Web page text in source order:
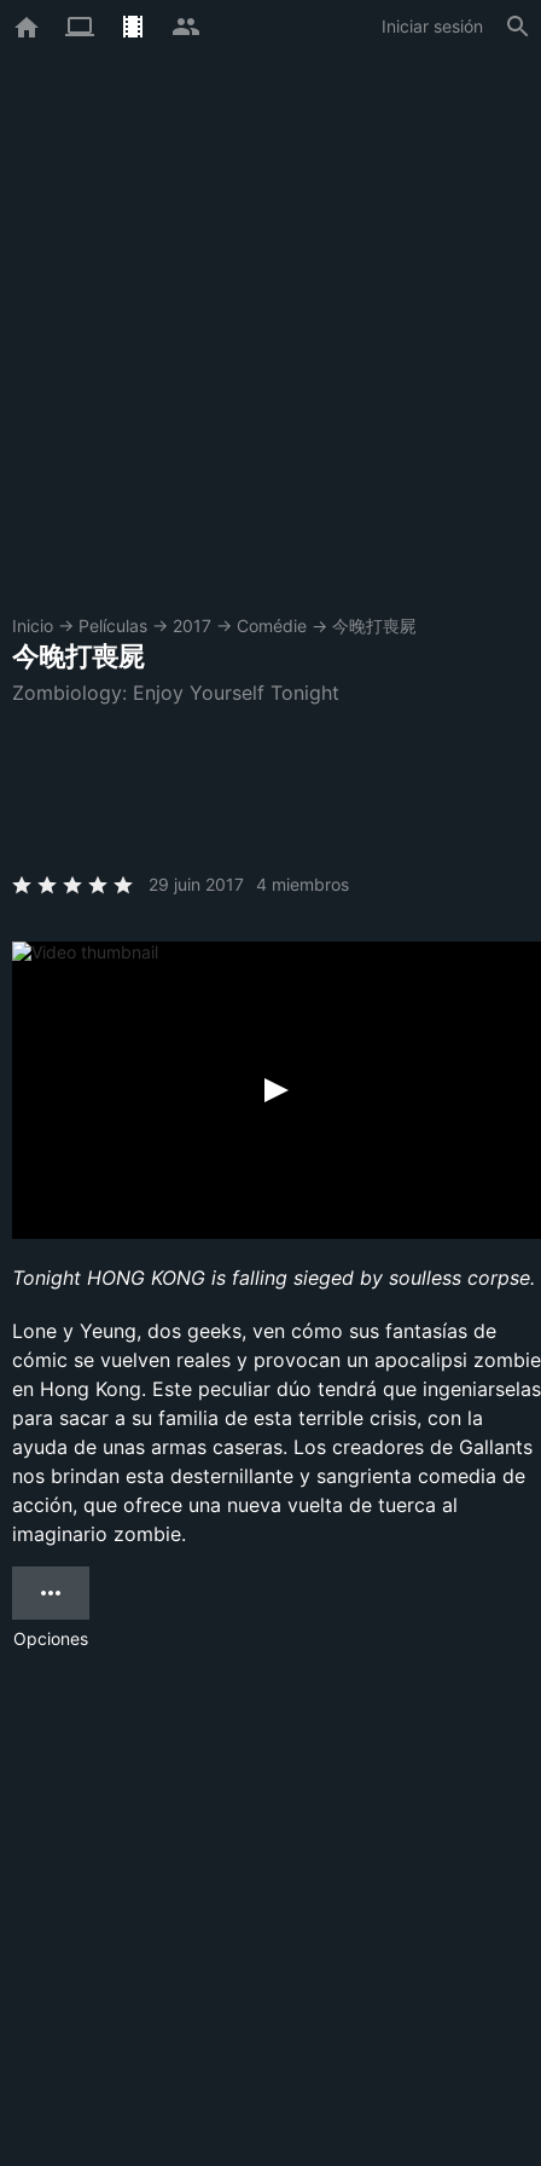
Iniciar sesión
Inicio → Películas → 2017 → Comédie → 今晚打喪屍
今晚打喪屍
Zombiology: Enjoy Yourself Tonight
29 juin 2017 4 miembros
Tonight HONG KONG is falling sieged by soulless corpse.
Lone y Yeung, dos geeks, ven cómo sus fantasías de
cómic se vuelven reales y provocan un apocalipsi zombie
en Hong Kong. Este peculiar dúo tendrá que ingeniarselas
para sacar a su familia de esta terrible crisis, con la
ayuda de unas armas caseras. Los creadores de Gallants
nos brindan esta desternillante y sangrienta comedia de
acción, que ofrece una nueva vuelta de tuerca al
imaginario zombie.
Opciones